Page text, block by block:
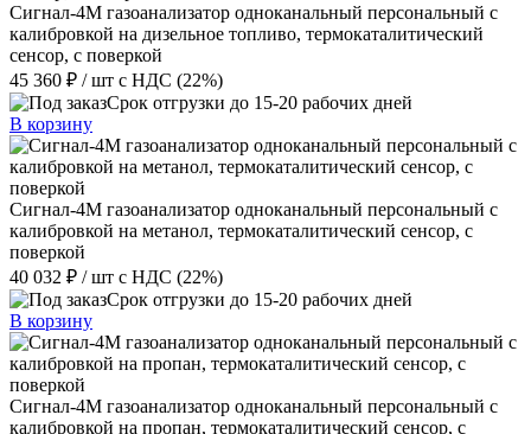
Сигнал-4М газоанализатор одноканальный персональный с
калибровкой на дизельное топливо, термокаталитический
сенсор, с поверкой
45 360 ₽ / шт с НДС (22%)
Срок отгрузки до 15-20 рабочих дней
В корзину
Сигнал-4М газоанализатор одноканальный персональный с
калибровкой на метанол, термокаталитический сенсор, с
поверкой
40 032 ₽ / шт с НДС (22%)
Срок отгрузки до 15-20 рабочих дней
В корзину
Сигнал-4М газоанализатор одноканальный персональный с
калибровкой на пропан, термокаталитический сенсор, с